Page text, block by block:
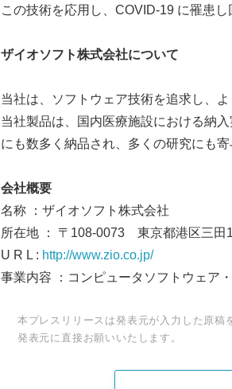
この技術を応用し、COVID-19 に罹患
ザイオソフト株式会社について
当社は、ソフトウェア技術を追求し、
当社製品は、国内医療施設における納
にも数多く納品され、多くの研究にも寄
会社概要
名称 ：ザイオソフト株式会社
所在地 ： 〒108-0073 東京都港区
U R L : http://www.zio.co.jp/
事業内容 ：コンピュータソフトウェア
本プレスリリースは発表元が入力した原
発表元に直接お願いいたします。